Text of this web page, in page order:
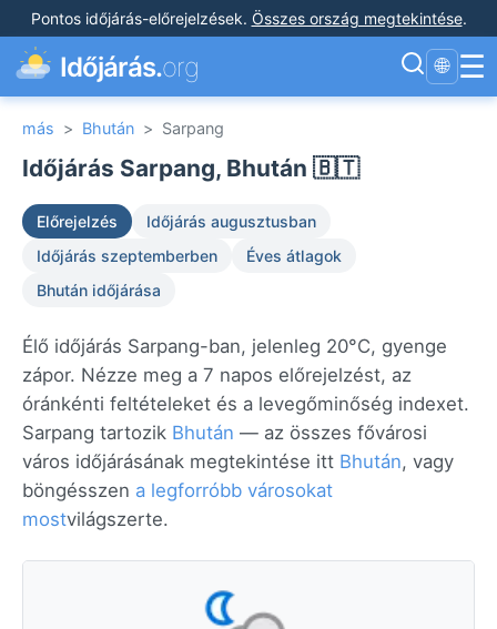
Pontos időjárás-előrejelzések. Összes ország megtekintése.
Időjárás.org 🌐 ☰
más > Bhután > Sarpang
Időjárás Sarpang, Bhután 🇧🇹
Előrejelzés
Időjárás augusztusban
Időjárás szeptemberben
Éves átlagok
Bhután időjárása
Élő időjárás Sarpang-ban, jelenleg 20°C, gyenge
zápor. Nézze meg a 7 napos előrejelzést, az
óránkénti feltételeket és a levegőminőség indexet.
Sarpang tartozik Bhután — az összes fővárosi
város időjárásának megtekintése itt Bhután, vagy
böngésszen a legforróbb városokat
mostvilágszerte.